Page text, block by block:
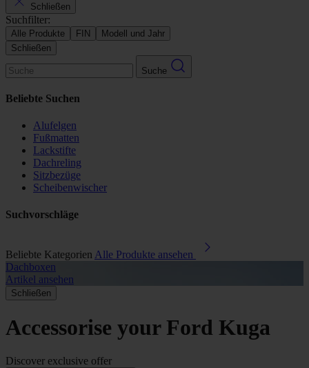
Schließen
Suchfilter:
Alle Produkte FIN
Modell und Jahr
Schließen
Suche
Beliebte Suchen
Alufelgen
Fußmatten
Lackstifte
Dachreling
Sitzbezüge
Scheibenwischer
Suchvorschläge
Beliebte Kategorien Alle Produkte ansehen
Dachboxen
Artikel ansehen
Schließen
Accessorise your Ford Kuga
Discover exclusive offer